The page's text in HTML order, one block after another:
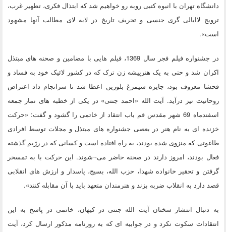
دانشگاه تهران با انبوه کتبی روبه رو خواهیم شد که ابتذال فکری، تطهیر غرب،
ترویج لاابالی گری جنسی و تحریف تاریخ در لابه لای مطالب آنها مشهود
است».
در جشنواره فیلم فجر سال 1369، فیلم هایی با مضامین و صحنه های مبتذل
اکران شد و حتی به یک هنرپیشه زن ترک که در کشور لائیک خود به فساد و
فحشا معروف بود، جایزه سیمرغ بلورین اعطا شد تا سرانجام داد اعتراض
روحانیت نیز درآید. آیت الله «احمد جنتی» در یکی از خطبه های نماز جمعه
اسفندماه 69 شهر مقدس قم باب انتقاد از خاتمی را گشود و گفت: «حرکت
خزنده ای به نام هنر در بعضی جشنواره های مبتذل و مجلات توسط افرادی
طاغوتی که منزوی شده بودند، به راه افتاده است و کسانی که در رژیم گذشته
فعال بودند، امروز دارند در صحنه حاضر می¬شوند. این حرکت با به تمسخر
گرفتن و تحقیر خانواده شهدا، حزب الله، بسیج، پاسدار و ارزش های انقلابی
قصد دارد به انقلاب ضربه بزند و هنرمندان متعهد باید با آن مقابله کنند».
به دنبال انتشار سخنان آیت الله جنتی در کیهان، خاتمی در پاسخ به این
انتقادات سکوت نکرد و در جوابیه ای که به روزنامه مذکور ارسال کرد، آیت